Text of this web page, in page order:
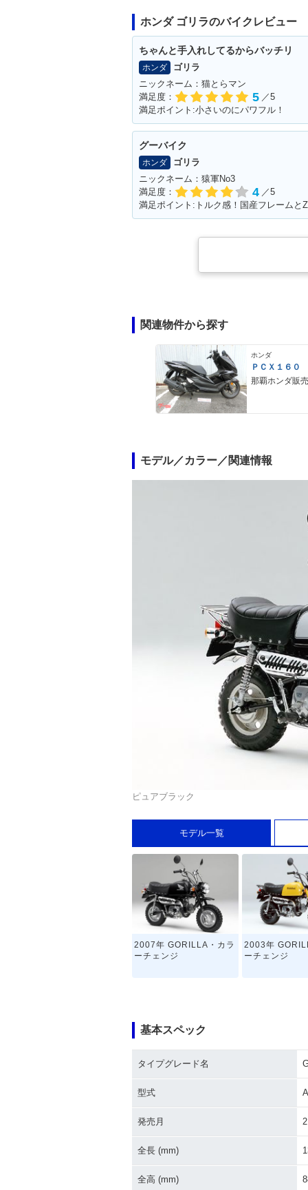
ホンダ ゴリラのバイクレビュー
ちゃんと手入れしてるからバッチリ
ホンダ
ゴリラ
ニックネーム：猫とらマン
満足度：
5 ／5
満足ポイント:小さいのにパワフル！
グーバイク
ホンダ
ゴリラ
ニックネーム：猿軍No3
満足度：
4 ／5
満足ポイント:トルク感！国産フレームと
関連物件から探す
ホンダ
ＰＣＸ１６０
那覇ホンダ販売
モデル／カラー／関連情報
ピュアブラック
モデル一覧
2007年 GORILLA・カラ
ーチェンジ
2003年
ーチェンジ
場
Special・特別
基本スペック
タイプグレード名
型式
発売月 2
全長 (mm)
全高 (mm)